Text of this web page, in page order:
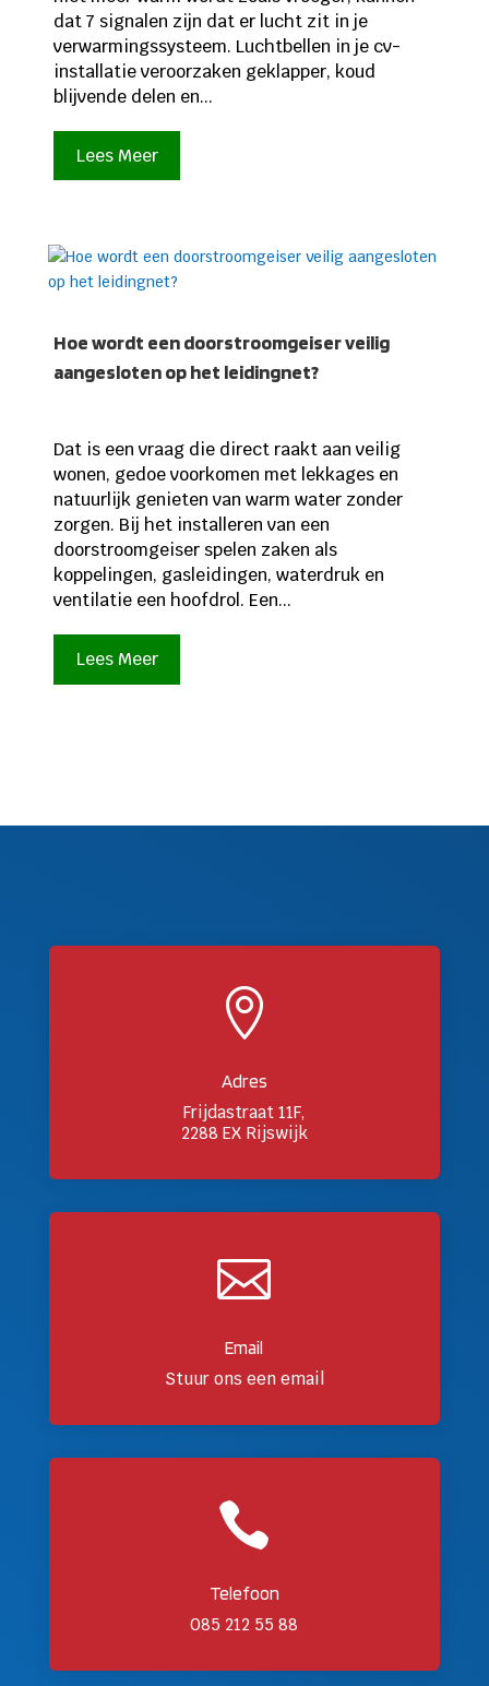
dat 7 signalen zijn dat er lucht zit in je
verwarmingssysteem. Luchtbellen in je cv-
installatie veroorzaken geklapper, koud
blijvende delen en...
Lees Meer
Hoe wordt een doorstroomgeiser veilig
aangesloten op het leidingnet?
Dat is een vraag die direct raakt aan veilig
wonen, gedoe voorkomen met lekkages en
natuurlijk genieten van warm water zonder
zorgen. Bij het installeren van een
doorstroomgeiser spelen zaken als
koppelingen, gasleidingen, waterdruk en
ventilatie een hoofdrol. Een...
Lees Meer

Adres
Frijdastraat 11F,
2288 EX Rijswijk

Email
Stuur ons een email

Telefoon
085 212 55 88